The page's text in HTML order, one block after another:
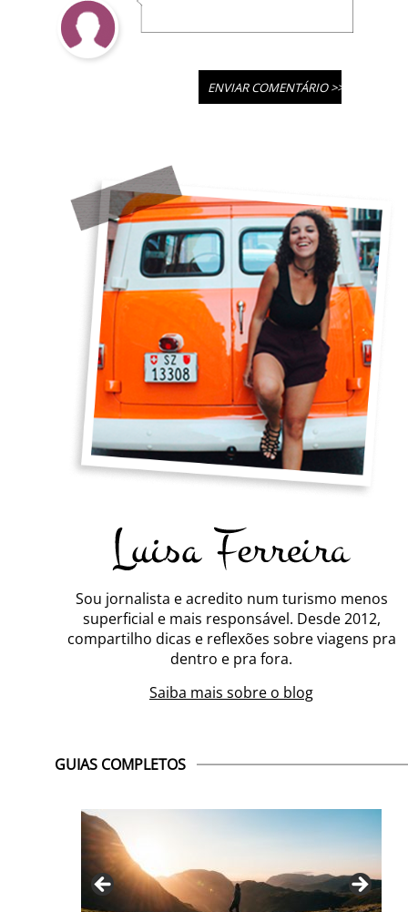
Sou jornalista e acredito num turismo menos
superficial e mais responsável. Desde 2012,
compartilho dicas e reflexões sobre viagens pra
dentro e pra fora.
Saiba mais sobre o blog
GUIAS COMPLETOS